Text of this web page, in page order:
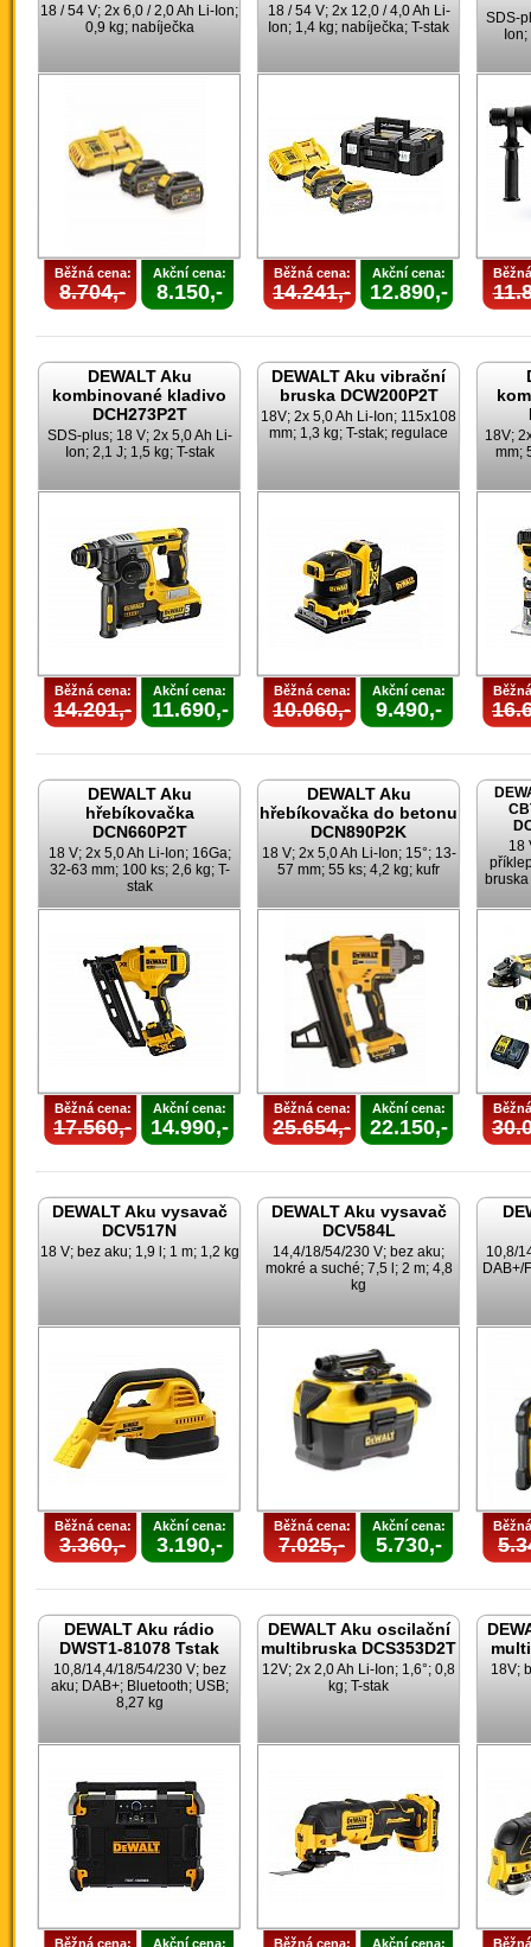
18 / 54 V; 2x 6,0 / 2,0 Ah Li-Ion;
0,9 kg; nabíječka
Běžná cena:
8.704,-
Akční cena:
8.150,-
18 / 54 V; 2x 12,0 / 4,0 Ah Li-
Ion; 1,4 kg; nabíječka; T-stak
Běžná cena:
14.241,-
Akční cena:
12.890,-
SDS-
DEWALT Aku
kombinované kladivo
DCH273P2T
SDS-plus; 18 V; 2x 5,0 Ah Li-
Ion; 2,1 J; 1,5 kg; T-stak
Běžná cena:
14.201,-
Akční cena:
11.690,-
DEWALT Aku vibrační
bruska DCW200P2T
18V; 2x 5,0 Ah Li-Ion; 115x108
mm; 1,3 kg; T-stak; regulace
Běžná cena:
10.060,-
Akční cena:
9.490,-
18V;
mm;
DEWALT Aku
hřebíkovačka
DCN660P2T
18 V; 2x 5,0 Ah Li-Ion; 16Ga;
32-63 mm; 100 ks; 2,6 kg; T-
stak
Běžná cena:
17.560,-
Akční cena:
14.990,-
DEWALT Aku
hřebíkovačka do betonu
DCN890P2K
18 V; 2x 5,0 Ah Li-Ion; 15°; 13-
57 mm; 55 ks; 4,2 kg; kufr
Běžná cena:
25.654,-
Akční cena:
22.150,-
18
DEWALT Aku vysavač
DCV517N
18 V; bez aku; 1,9 l; 1 m; 1,2 kg
Běžná cena:
3.360,-
Akční cena:
3.190,-
DEWALT Aku vysavač
DCV584L
14,4/18/54/230 V; bez aku;
mokré a suché; 7,5 l; 2 m; 4,8
kg
Běžná cena:
7.025,-
Akční cena:
5.730,-
10,8/
DAB+/
DEWALT Aku rádio
DWST1-81078 Tstak
10,8/14,4/18/54/230 V; bez
aku; DAB+; Bluetooth; USB;
8,27 kg
Běžná cena: Akční cena:
DEWALT Aku oscilační
multibruska DCS353D2T
12V; 2x 2,0 Ah Li-Ion; 1,6°; 0,8
kg; T-stak
Běžná cena: Akční cena:
18V;